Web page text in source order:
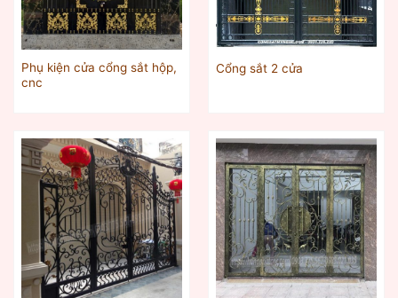
Phụ kiện cửa cổng sắt hộp,
cnc
Cổng sắt 2 cửa